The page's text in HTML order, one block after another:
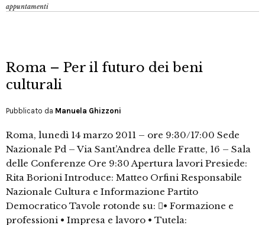
appuntamenti
Roma – Per il futuro dei beni
culturali
Pubblicato da Manuela Ghizzoni
Roma, lunedì 14 marzo 2011 – ore 9:30/17:00 Sede
Nazionale Pd – Via Sant’Andrea delle Fratte, 16 – Sala
delle Conferenze Ore 9:30 Apertura lavori Presiede:
Rita Borioni Introduce: Matteo Orfini Responsabile
Nazionale Cultura e Informazione Partito
Democratico Tavole rotonde su: • Formazione e
professioni • Impresa e lavoro • Tutela: